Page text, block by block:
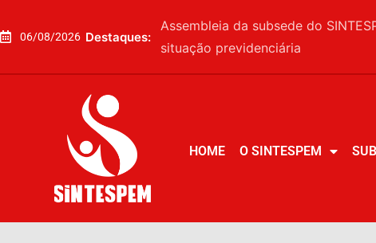
06/08/2026 Destaques:
Assembleia da subsede do
situação previdenciária
HOME O SINTESPEM